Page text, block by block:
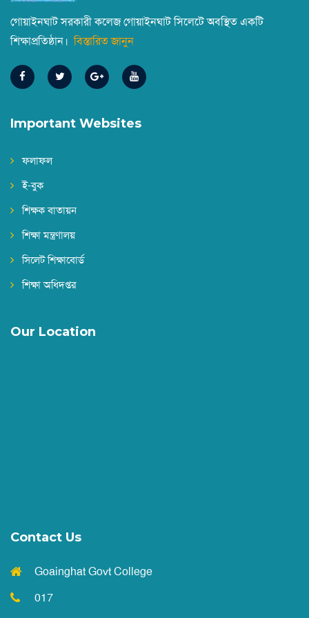
বন্ধের নোটিশ||Published: June 30, 2026
একাদশ শ্রেণির বার্ষিক পরীক্ষার রুটিন
|| Published: June 6, 2026
পবিত্র ঈদ-উল-আযহা উপলক্ষ্যে পাঠদান বন্ধের নোটিশ
||Published: May 20, 2026
|| Published: May 19, 2026
||Published: April 26, 2026
||Published: April 20, 2026
গোয়াইনঘাট সরকারী কলেজ গোয়াইনঘাট সিলেটে অবস্থিত একটি
শিক্ষাপ্রতিষ্ঠান। বিস্তারিত জানুন
Important Websites
ফলাফল
ই-বুক
শিক্ষক বাতায়ন
শিক্ষা মন্ত্রণালয়
সিলেট শিক্ষাবোর্ড
শিক্ষা অধিদপ্তর
Our Location
Contact Us
Goainghat Govt College
017